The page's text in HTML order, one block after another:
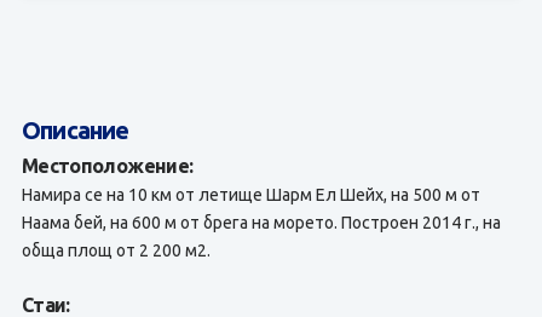
Описание
Местоположение:
Намира се на 10 км от летище Шарм Ел Шейх, на 500 м от
Наама бей, на 600 м от брега на морето. Построен 2014 г., на
обща площ от 2 200 м2.
Стаи: